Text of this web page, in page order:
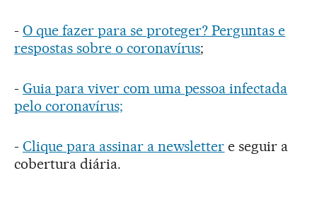
- O que fazer para se proteger? Perguntas e
respostas sobre o coronavírus;
- Guia para viver com uma pessoa infectada
pelo coronavírus;
- Clique para assinar a newsletter e seguir a
cobertura diária.